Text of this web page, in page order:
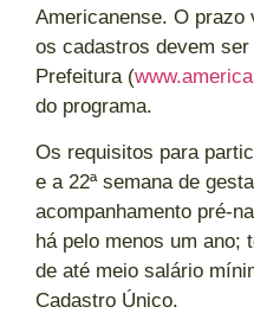
Americanense. O prazo
os cadastros devem
Prefeitura (
do programa.
Os requisitos para
e a 22ª semana de
acompanhamento pré-
há pelo menos um ano;
de até meio salário
Cadastro Único.